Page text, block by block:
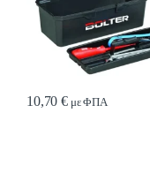
10,70€ με ΦΠΑ